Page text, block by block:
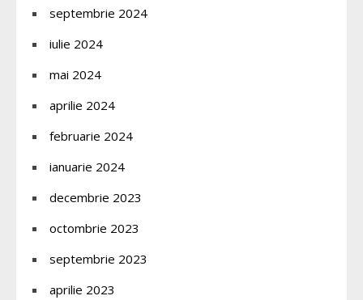
septembrie 2024
iulie 2024
mai 2024
aprilie 2024
februarie 2024
ianuarie 2024
decembrie 2023
octombrie 2023
septembrie 2023
aprilie 2023